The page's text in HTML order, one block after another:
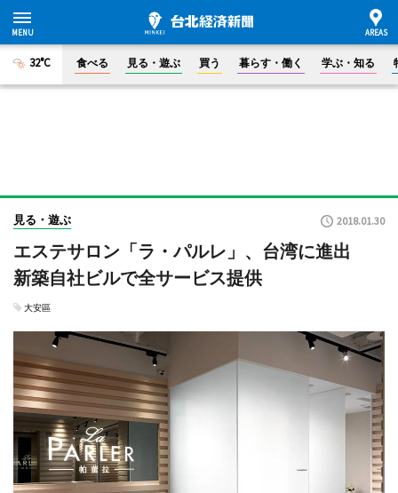
32°C 食べる 見る・遊ぶ 買う 暮らす・働く 学ぶ・知る
見る・遊ぶ 2018.01.30
エステサロン「ラ・パルレ」、台湾に進出
新築自社ビルで全サービス提供
大安區